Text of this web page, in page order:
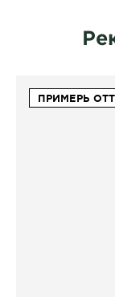
ПРИМЕРЬ